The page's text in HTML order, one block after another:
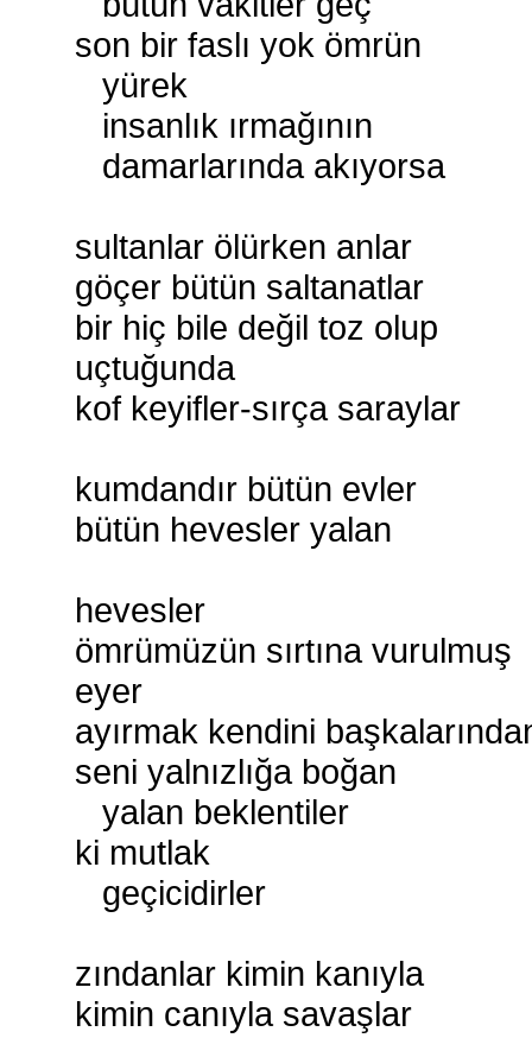
son bir faslı yok ömrün
yürek
insanlık ırmağının
damarlarında akıyorsa
sultanlar ölürken anlar
göçer bütün saltanatlar
bir hiç bile değil toz olup
uçtuğunda
kof keyifler-sırça saraylar
kumdandır bütün evler
bütün hevesler yalan
hevesler
ömrümüzün sırtına vurulmuş
eyer
ayırmak kendini
seni yalnızlığa boğan
yalan beklentiler
ki mutlak
geçicidirler
zındanlar kimin kanıyla
kimin canıyla savaşlar